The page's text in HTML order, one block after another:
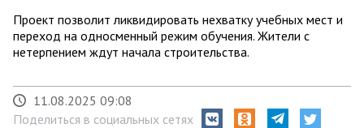
Проект позволит ликвидировать нехватку учебных мест и
переход на односменный режим обучения. Жители с
нетерпением ждут начала строительства.
11.08.2025 09:08
Поделиться в социальных сетях